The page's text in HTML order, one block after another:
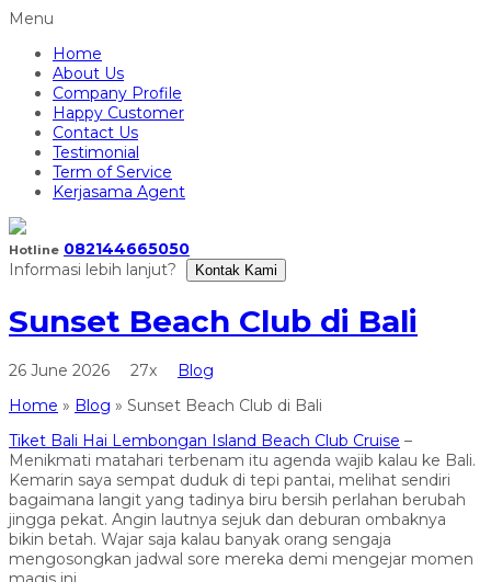
Menu
Home
About Us
Company Profile
Happy Customer
Contact Us
Testimonial
Term of Service
Kerjasama Agent
Hotline 082144665050
Informasi lebih lanjut?
Kontak Kami
Sunset Beach Club di Bali
26 June 2026 27x
Blog
Home » Blog » Sunset Beach Club di Bali
Tiket Bali Hai Lembongan Island Beach Club Cruise –
Menikmati matahari terbenam itu agenda wajib kalau ke Bali.
Kemarin saya sempat duduk di tepi pantai, melihat sendiri
bagaimana langit yang tadinya biru bersih perlahan berubah
jingga pekat. Angin lautnya sejuk dan deburan ombaknya
bikin betah. Wajar saja kalau banyak orang sengaja
mengosongkan jadwal sore mereka demi mengejar momen